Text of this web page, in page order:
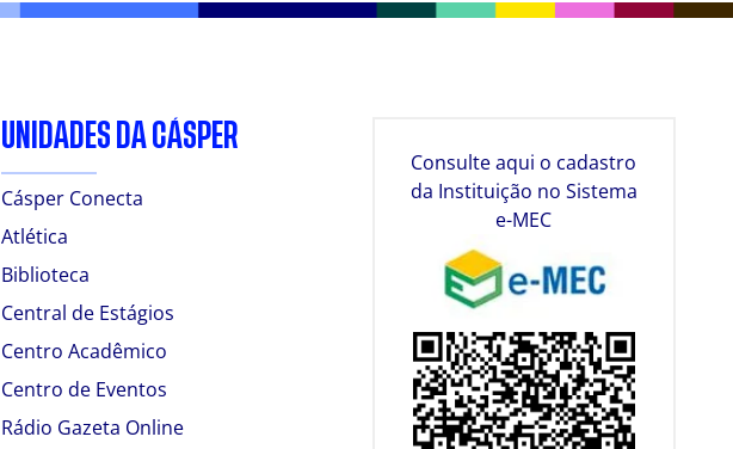
UNIDADES DA CÁSPER
Cásper Conecta
Atlética
Biblioteca
Central de Estágios
Centro Acadêmico
Centro de Eventos
Rádio Gazeta Online
Consulte aqui o cadastro
da Instituição no Sistema
e-MEC